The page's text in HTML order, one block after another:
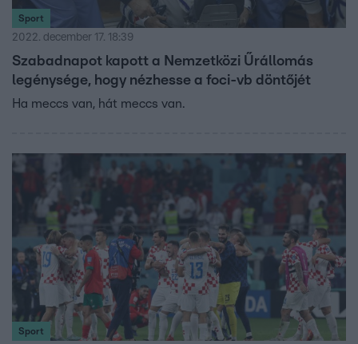
Sport
2022. december 17. 18:39
Szabadnapot kapott a Nemzetközi Űrállomás
legénysége, hogy nézhesse a foci-vb döntőjét
Ha meccs van, hát meccs van.
Sport